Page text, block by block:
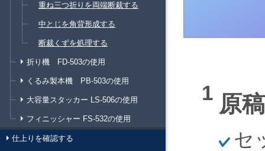
重ね三つ折りを両端断裁する
中とじを角背形成する
断裁くずを処理する
折り機 FD-503の使用
くるみ製本機 PB-503の使用
大容量スタッカー LS-506の使用
フィニッシャー FS-532の使用
仕上りを確認する
原
ほ
そ
セ